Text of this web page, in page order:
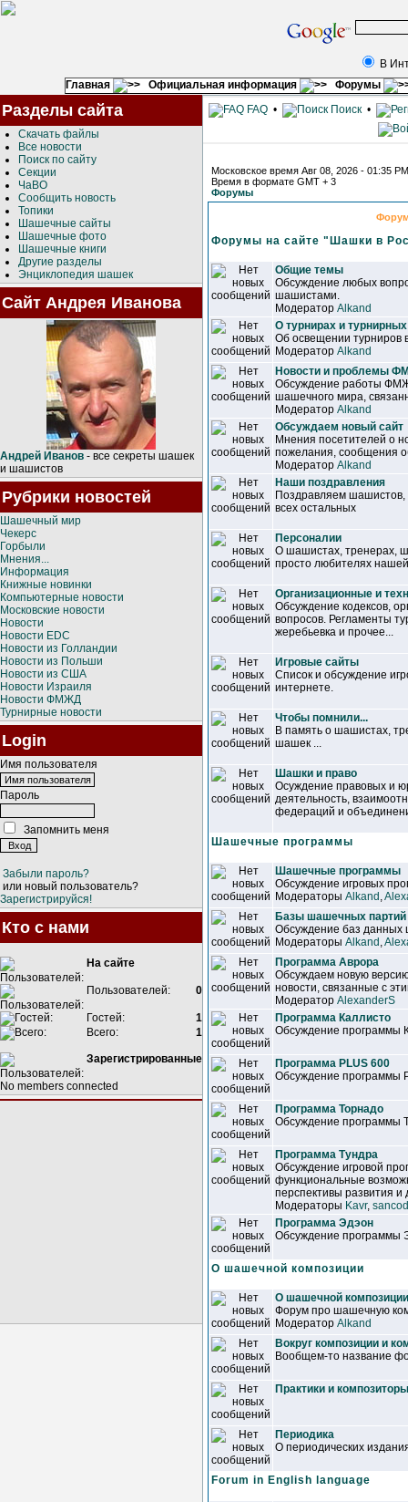
В
Главная
Официальная информация Форумы
Разделы сайта
Скачать файлы
Все новости
Поиск по сайту
Секции
ЧаВО
Сообщить новость
Топики
Шашечные сайты
Шашечные фото
Шашечные книги
Другие разделы
Энциклопедия шашек
Сайт Андрея Иванова
Андрей Иванов - все секреты шашек
и шашистов
Рубрики новостей
Шашечный мир
Чекерс
Горбыли
Мнения...
Информация
Книжные новинки
Компьютерные новости
Московские новости
Новости
Новости EDC
Новости из Голландии
Новости из Польши
Новости из США
Новости Израиля
Новости ФМЖД
Турнирные новости
Login
Имя пользователя
Пароль
Запомнить меня
Забыли пароль?
или новый пользователь?
Зарегистрируйся!
Кто с нами
На сайте
Пользователей: 0
Гостей:
1
Всего:
1
Зарегистрированные
No members connected
FAQ • Поиск •
Московское время Авг 08, 2026 - 01:35 PM
Время в формате GMT + 3
Форумы
Форумы на сайте "Шашки в
Общие темы
Обсуждение любых
шашистами.
Модератор Alkand
О турнирах и
Об освещении турниров
Модератор Alkand
Новости и проблемы
Обсуждение работы
шашечного мира,
Модератор Alkand
Обсуждаем новый сайт
Мнения посетителей о
пожелания, сообщения
Модератор Alkand
Наши поздравления
Поздравляем шашистов,
всех остальных
Персоналии
О шашистах, тренерах,
просто любителях
Организационные и
Обсуждение кодексов,
вопросов. Регламенты
жеребьевка и прочее...
Игровые сайты
Список и обсуждение
интернете.
Чтобы помнили...
В память о шашистах,
шашек ...
Шашки и право
Осуждение правовых и
деятельность,
федераций и
Шашечные программы
Шашечные программы
Обсуждение игровых
Модераторы Alkand ,
Базы шашечных партий
Обсуждение баз
Модераторы Alkand ,
Программа Аврора
Обсуждаем новую
новости, связанные с
Модератор AlexanderS
Программа Каллисто
Обсуждение программы
Программа PLUS 600
Обсуждение программы
Программа Торнадо
Обсуждение программы
Программа Тундра
Обсуждение игровой
функциональные
перспективы развития и
Модераторы Kavr,
Программа Эдэон
Обсуждение программы
О шашечной композиции
О шашечной композиции
Форум про шашечную
Модератор Alkand
Вокруг композиции и
Вообщем-то название
Практики и композиторы
Периодика
О периодических
Forum in English language